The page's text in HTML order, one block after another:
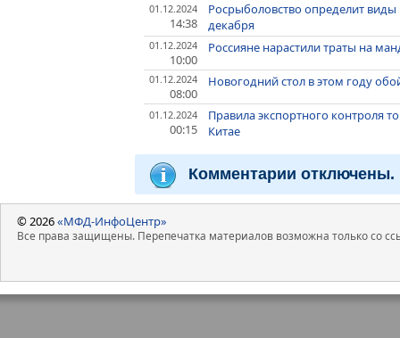
01.12.2024
14:38
Росрыболовство определит
декабря
01.12.2024
10:00
Россияне нарастили траты на
01.12.2024
08:00
Новогодний стол в этом году
01.12.2024
00:15
Правила экспортного контроля
Китае
Комментарии отключены.
© 2026«МФД-ИнфоЦентр»
Все права защищены. Перепечатка материалов возможна только со